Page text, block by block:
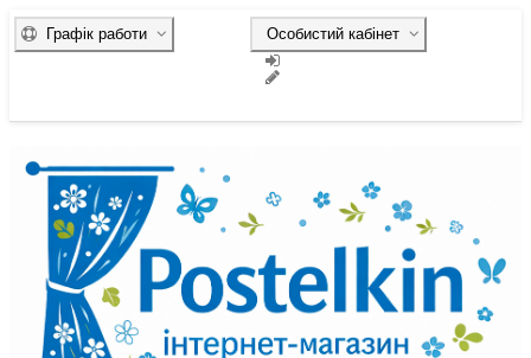
Особистий кабінет
Графік работи